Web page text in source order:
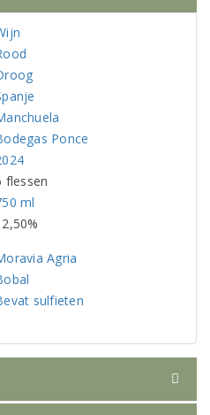
Ponce
flessen
ml
Agria
sulfieten